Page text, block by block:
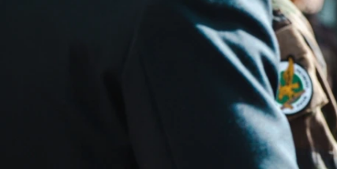
Un coup d'œil
Vous vous demandez s’il y a des conditions précises pour
nos yeux ? Dans quel ordre procéder pour poser